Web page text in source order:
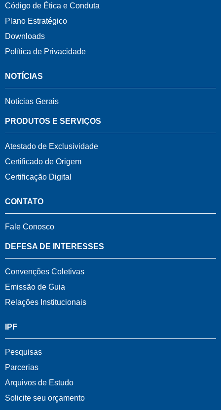
Código de Ética e Conduta
Plano Estratégico
Downloads
Política de Privacidade
NOTÍCIAS
Notícias Gerais
PRODUTOS E SERVIÇOS
Atestado de Exclusividade
Certificado de Origem
Certificação Digital
CONTATO
Fale Conosco
DEFESA DE INTERESSES
Convenções Coletivas
Emissão de Guia
Relações Institucionais
IPF
Pesquisas
Parcerias
Arquivos de Estudo
Solicite seu orçamento